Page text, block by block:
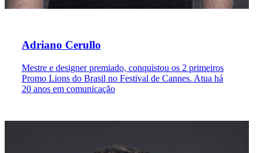
Adriano Cerullo
Mestre e designer premiado, conquistou os 2 primeiros
Promo Lions do Brasil no Festival de Cannes. Atua há
20 anos em comunicação